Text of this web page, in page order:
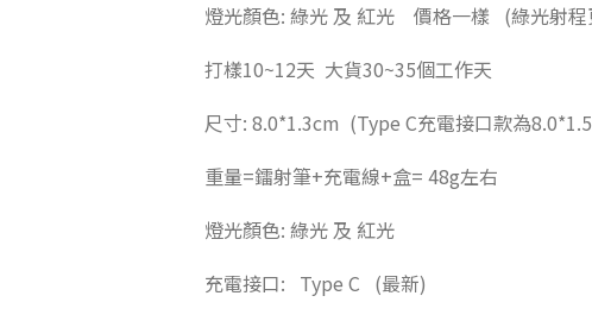
燈光顏色: 綠光 及 紅光 價格一樣 (綠光射
打樣10~12天 大貨30~35個工作天
尺寸: 8.0*1.3cm (Type C充電接口款為
重量=鐳射筆+充電線+盒= 48g左右
燈光顏色: 綠光 及 紅光
充電接口: Type C (最新)